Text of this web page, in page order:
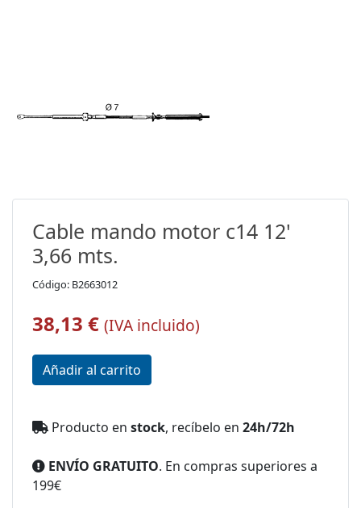
Cable mando motor c14 12'
3,66 mts.
Código: B2663012
38,13 € (IVA incluido)
Producto en stock, recíbelo en 24h/72h
ENVÍO GRATUITO. En compras superiores a
199€